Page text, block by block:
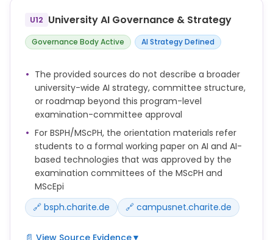
Wahrung des Datenschutzrechts, insbesondere der
Datenschutz-Grundverordnung (DSGVO), des
Bundesdatenschutzgesetzes (BDSG) sowie des
sicherzustellen. Dies betrifft sowohl den Upload von
Informationen in KI-basierte Tools als auch die
durch diese erzeugten Inhalte.
U12 University AI Governance & Strategy
Governance Body Active AI Strategy Defined
The provided sources do not describe a broader
university-wide AI strategy, committee structure,
or roadmap beyond this program-level
examination-committee approval
For BSPH/MScPH, the orientation materials refer
students to a formal working paper on AI and AI-
based technologies that was approved by the
examination committees of the MScPH and
MScEpi
🔗 bsph.charite.de
🔗 campusnet.charite.de
📄 View Source Evidence▼